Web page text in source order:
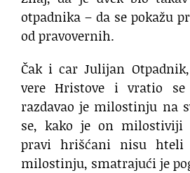
otpadnika – da se pokažu
od pravovernih.
Čak i car Julijan
vere Hristove i vratio se
razdavao je milostinju na
se, kako je on milostiviji
pravi hrišćani nisu hteli
milostinju, smatrajući je